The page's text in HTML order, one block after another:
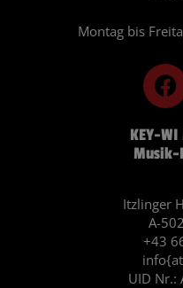
KEY-WI
Musik-
Itzlinger
A-
+43
UID Nr.:
F
a
c
e
b
o
k
Montag bis